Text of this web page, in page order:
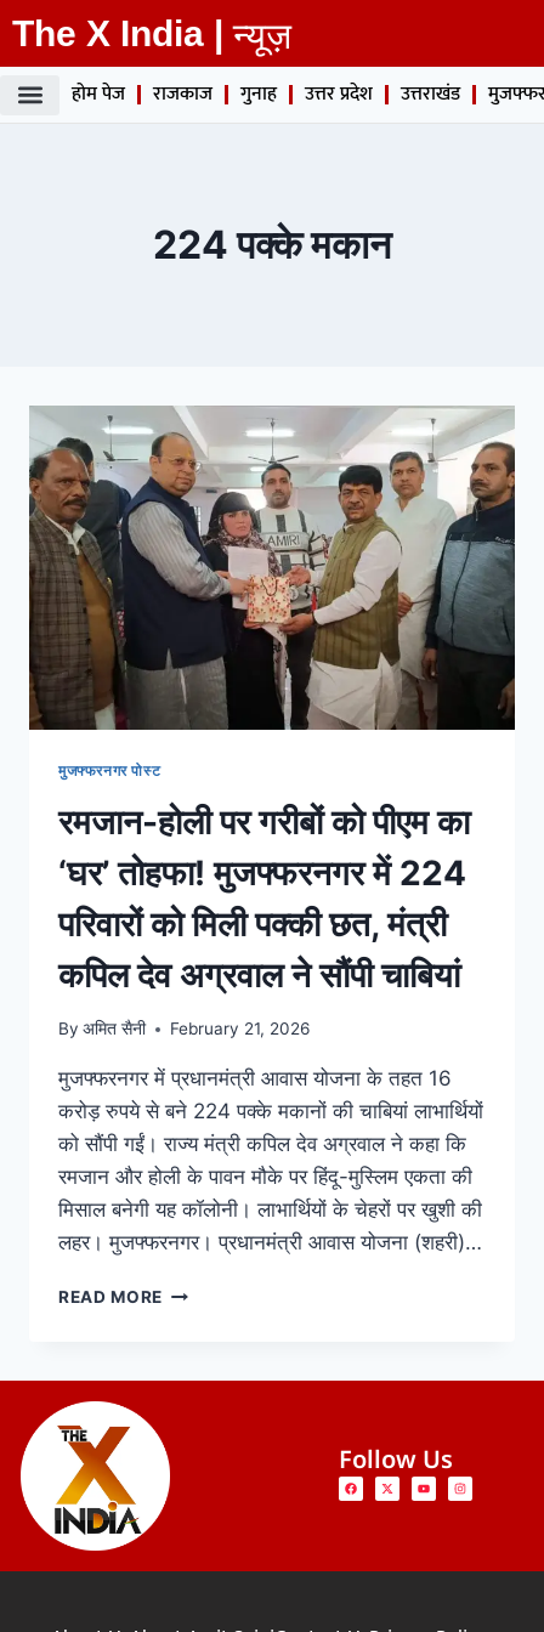
The X India | न्यूज़
होम पेज राजकाज गुनाह उत्तर प्रदेश उत्तराखंड
224 पक्के मकान
मुजफ्फरनगर पोस्ट
रमजान-होली पर गरीबों को पीएम का
‘घर’ तोहफा! मुजफ्फरनगर में 224
परिवारों को मिली पक्की छत, मंत्री
कपिल देव अग्रवाल ने सौंपी चाबियां
By अमित सैनी February 21, 2026
मुजफ्फरनगर में प्रधानमंत्री आवास योजना के तहत 16
करोड़ रुपये से बने 224 पक्के मकानों की चाबियां लाभार्थियों
को सौंपी गईं। राज्य मंत्री कपिल देव अग्रवाल ने कहा कि
रमजान और होली के पावन मौके पर हिंदू-मुस्लिम एकता की
मिसाल बनेगी यह कॉलोनी। लाभार्थियों के चेहरों पर खुशी की
लहर। मुजफ्फरनगर। प्रधानमंत्री आवास योजना (शहरी)…
READ MORE
Follow Us